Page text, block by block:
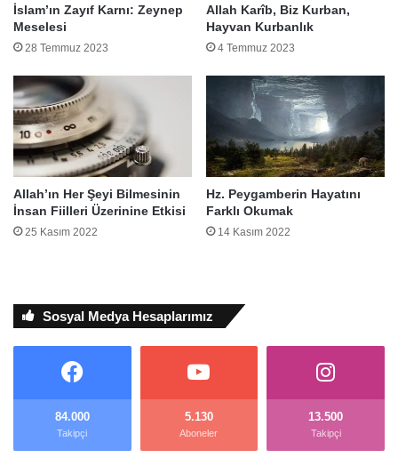
İslam’ın Zayıf Karnı: Zeynep
Meselesi
28 Temmuz 2023
Allah Karîb, Biz Kurban,
Hayvan Kurbanlık
4 Temmuz 2023
Allah’ın Her Şeyi Bilmesinin
İnsan Fiilleri Üzerinine Etkisi
25 Kasım 2022
Hz. Peygamberin Hayatını
Farklı Okumak
14 Kasım 2022
Sosyal Medya Hesaplarımız
84.000
Takipçi
5.130
Aboneler
13.500
Takipçi